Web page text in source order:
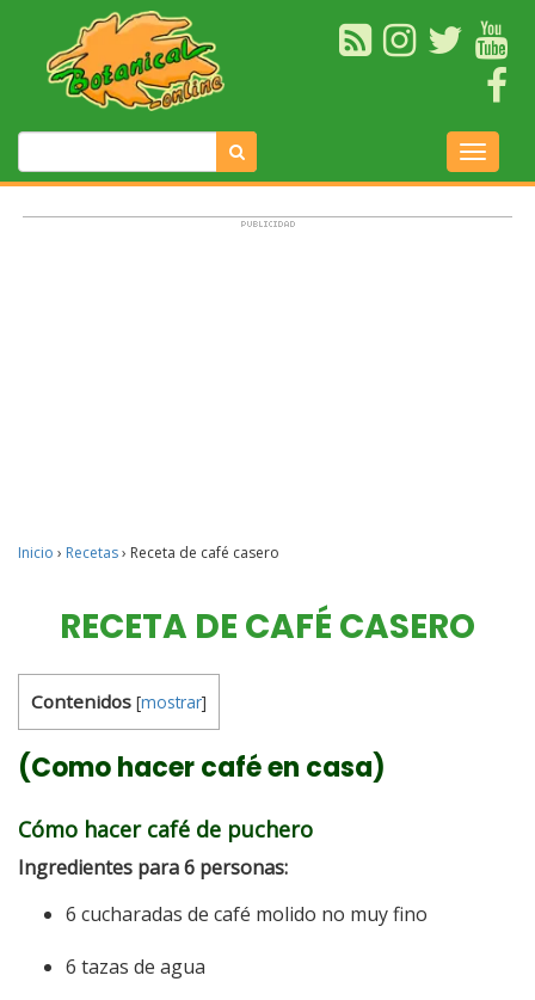
Inicio › Recetas› Receta de café casero
RECETA DE CAFÉ CASERO
Contenidos [mostrar]
(Como hacer café en casa)
Cómo hacer café de puchero
Ingredientes para 6 personas:
6 cucharadas de café molido no muy fino
6 tazas de agua